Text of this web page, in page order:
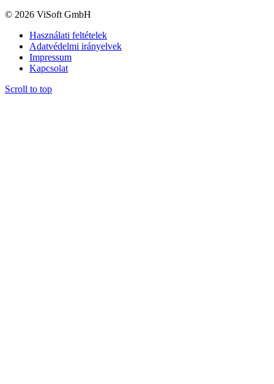
© 2026 ViSoft GmbH
Használati feltételek
Adatvédelmi irányelvek
Impressum
Kapcsolat
Scroll to top